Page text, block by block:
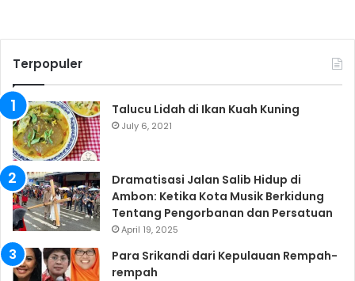
Terpopuler
Talucu Lidah di Ikan Kuah Kuning
July 6, 2021
Dramatisasi Jalan Salib Hidup di
Ambon: Ketika Kota Musik Berkidung
Tentang Pengorbanan dan Persatuan
April 19, 2025
Para Srikandi dari Kepulauan Rempah-
rempah